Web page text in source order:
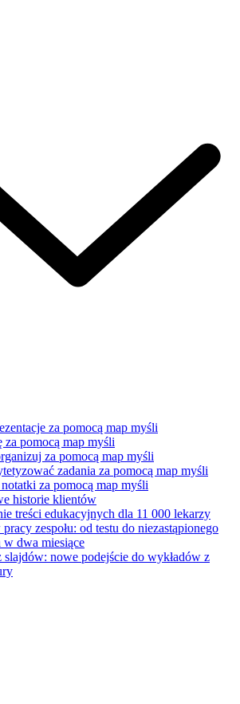
za pomocą map myśli
za pomocą map myśli
za pomocą map myśli
zadania za pomocą map myśli
za pomocą map myśli
historie klientów
treści edukacyjnych dla 11 000 lekarzy
pracy zespołu: od testu do niezastąpionego
w dwa miesiące
slajdów: nowe podejście do wykładów z